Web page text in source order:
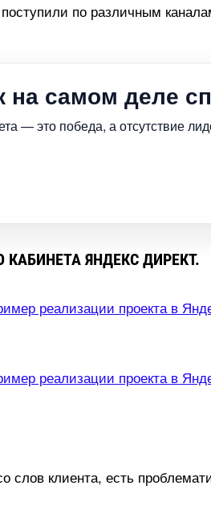
по различным
самом деле
— это победа, а отсутствие
ЯНДЕКС ДИРЕКТ.
слов клиента, есть